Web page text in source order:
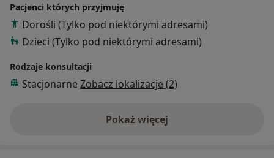
Pacjenci których przyjmuję
Dorośli (Tylko pod niektórymi adresami)
Dzieci (Tylko pod niektórymi adresami)
Rodzaje konsultacji
Stacjonarne Zobacz lokalizacje (2)
Pokaż więcejo doświadczeniu